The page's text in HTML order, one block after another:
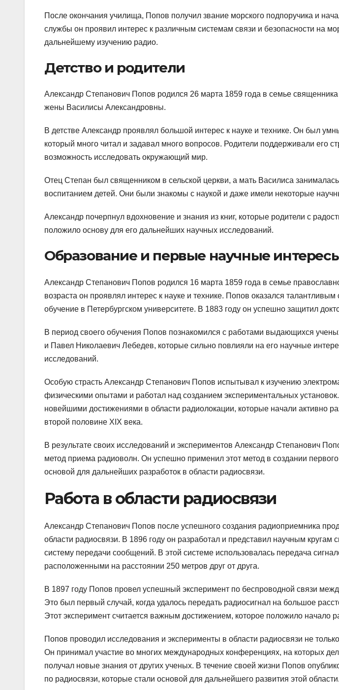
После окончания училища, Попов получил звание морского подпоручика и
службы он проявил интерес к различным системам связи и безопасности на
дальнейшему изучению радио.
Детство и родители
Александр Степанович Попов родился 26 марта 1859 года в семье
жены Василисы Александровны.
В детстве Александр проявлял большой интерес к науке и технике. Он был
который много читал и задавал много вопросов. Родители поддерживали его
возможность исследовать окружающий мир.
Отец Степан был священником в сельской церкви, а мать Василиса
воспитанием детей. Они были знакомы с наукой и даже имели некоторые
Александр почерпнул вдохновение и знания из книг, которые родители с
положило основу для его дальнейших научных исследований.
Образование и первые научные
Александр Степанович Попов родился 16 марта 1859 года в семье
возраста он проявлял интерес к науке и технике. Попов оказался
обучение в Петербургском университете. В 1883 году он успешно защитил
В период своего обучения Попов познакомился с работами выдающихся
и Павел Николаевич Лебедев, которые сильно повлияли на его научные
исследований.
Особую страсть Александр Степанович Попов испытывал к изучению
физическими опытами и работал над созданием экспериментальных
новейшими достижениями в области радиолокации, которые начали активно
второй половине XIX века.
В результате своих исследований и экспериментов Александр Степанович
метод приема радиоволн. Он успешно применил этот метод в создании
основой для дальнейших разработок в области радиосвязи.
Работа в области радиосвязи
Александр Степанович Попов после успешного создания радиоприемника
области радиосвязи. В 1896 году он разработал и представил научным
систему передачи сообщений. В этой системе использовалась передача
расположенными на расстоянии 250 метров друг от друга.
В 1897 году Попов провел успешный эксперимент по беспроводной связи
Это был первый случай, когда удалось передать радиосигнал на большое
Этот эксперимент считается важным достижением, которое положило начало
Попов проводил исследования и эксперименты в области радиосвязи не
Он принимал участие во многих международных конференциях, на которых
получал новые знания от других ученых. В течение своей жизни Попов
по радиосвязи, которые стали основой для дальнейшего развития этой области.